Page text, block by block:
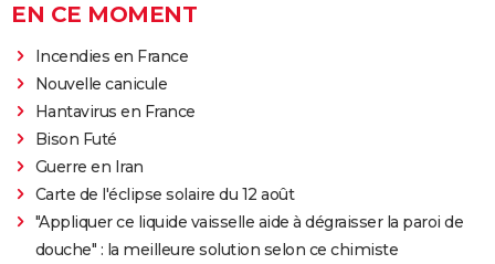
EN CE MOMENT
Incendies en France
Nouvelle canicule
Hantavirus en France
Bison Futé
Guerre en Iran
Carte de l'éclipse solaire du 12 août
"Appliquer ce liquide vaisselle aide à dégraisser la paroi de
douche" : la meilleure solution selon ce chimiste